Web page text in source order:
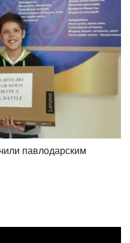
павлодарским